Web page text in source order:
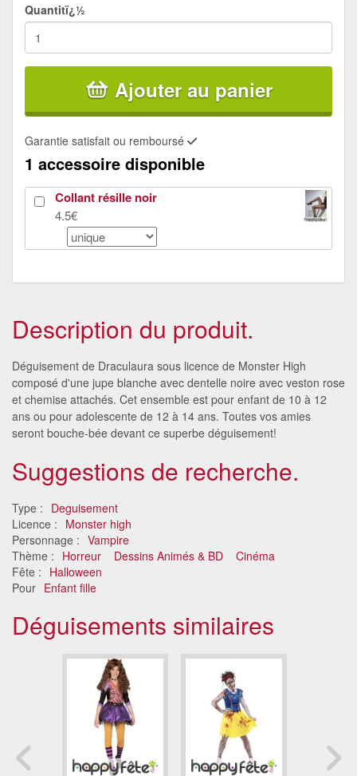
Quantitï¿½
Ajouter au panier
Garantie satisfait ou remboursé
1 accessoire disponible
Collant résille noir
4.5€
Description du produit.
Déguisement de Draculaura sous licence de Monster High
composé d'une jupe blanche avec dentelle noire avec veston rose
et chemise attachés. Cet ensemble est pour enfant de 10 à 12
ans ou pour adolescente de 12 à 14 ans. Toutes vos amies
seront bouche-bée devant ce superbe déguisement!
Suggestions de recherche.
Type : Deguisement
Licence : Monster high
Personnage : Vampire
Thème : Horreur Dessins Animés & BD
Cinéma
Fête : Halloween
Pour Enfant fille
Déguisements similaires